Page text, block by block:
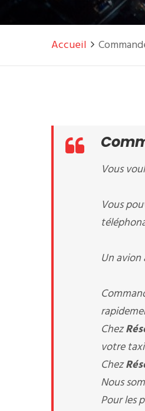
Accueil
Vous
Vous
Un avion
Chez
votre
Chez
Nous
Pour les